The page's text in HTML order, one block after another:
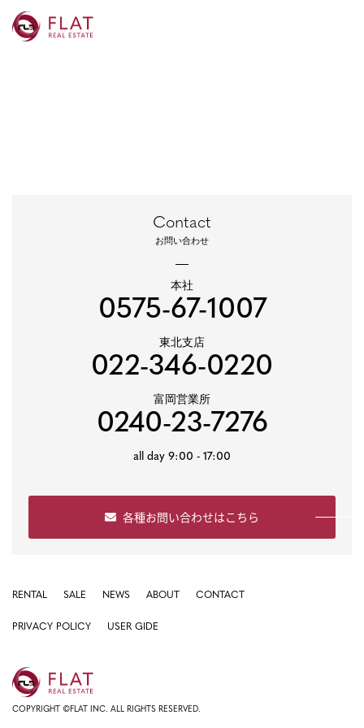
Contact
お問い合わせ
本社
0575-67-1007
東北支店
022-346-0220
富岡営業所
0240-23-7276
all day 9:00 - 17:00
各種お問い合わせはこちら
RENTAL SALE NEWS ABOUT CONTACT
PRIVACY POLICY USER GIDE
COPYRIGHT ©FLAT INC. ALL RIGHTS RESERVED.